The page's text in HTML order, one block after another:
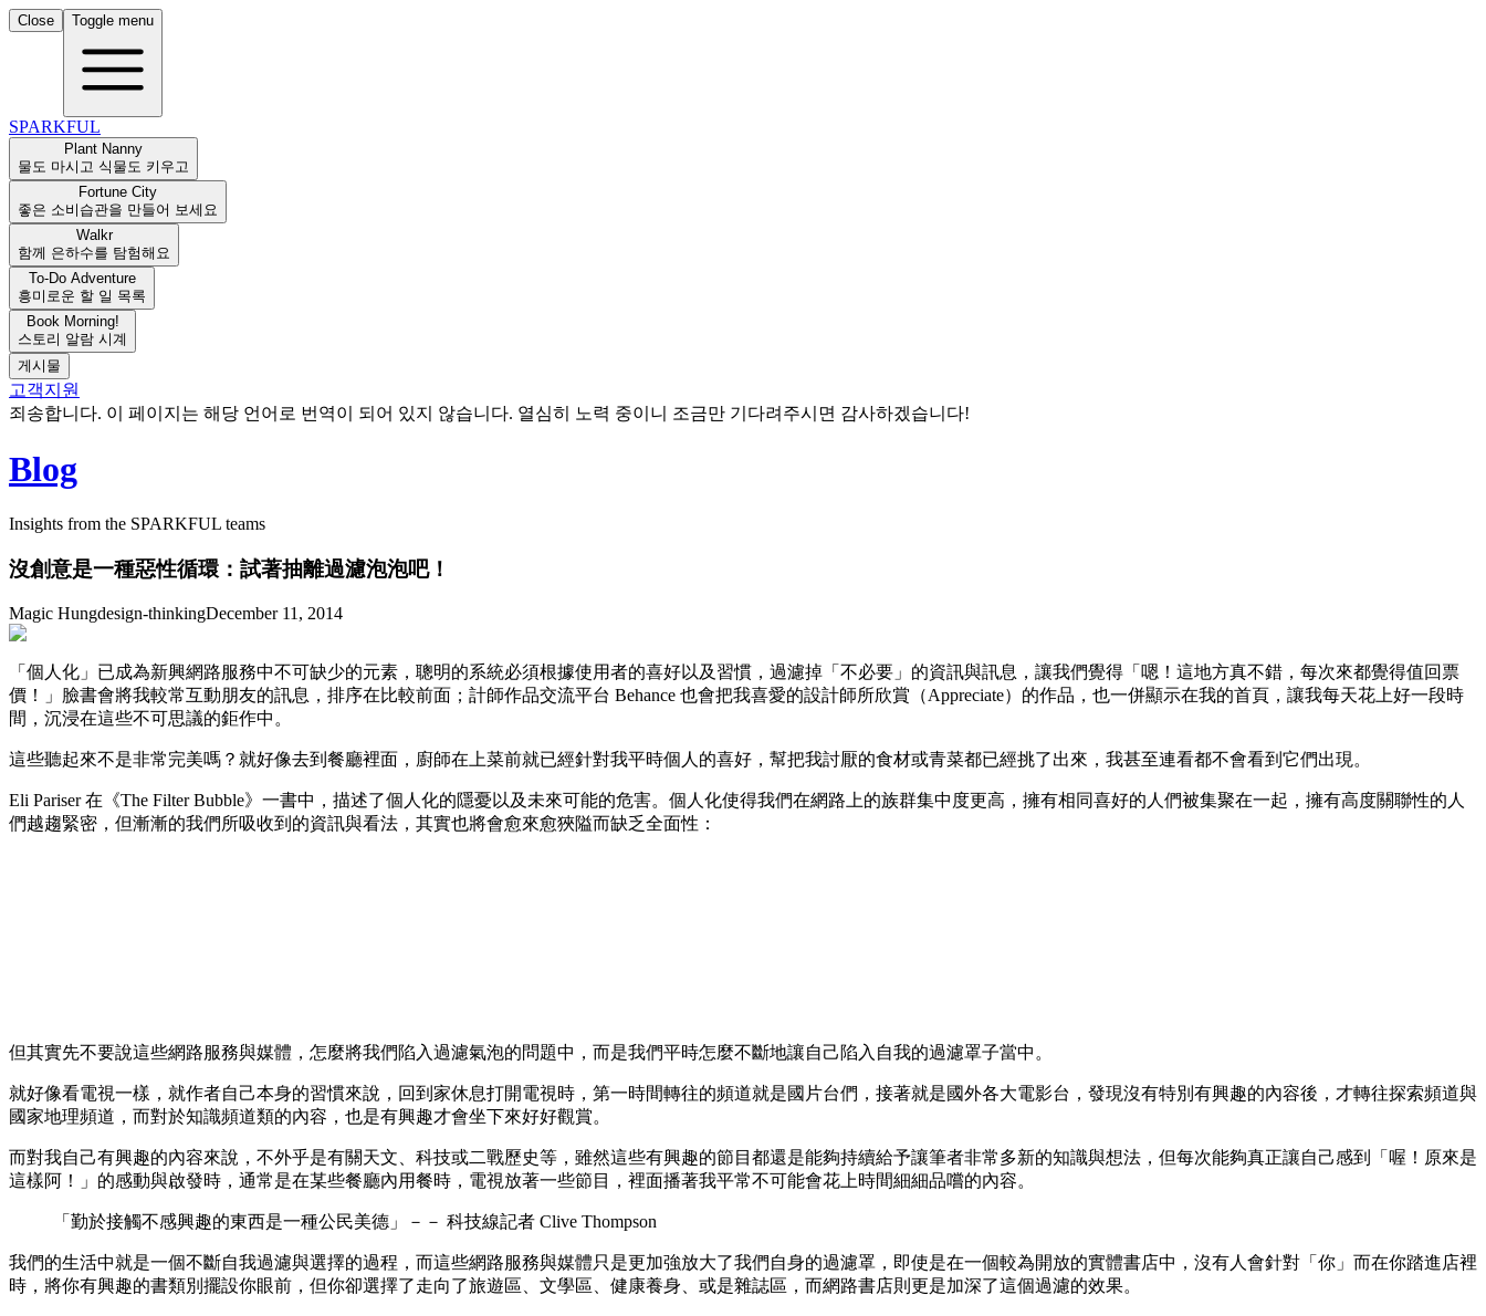
Close Toggle menu
SPARKFUL
Plant Nanny
물도 마시고 식물도 키우고
Fortune City
좋은 소비습관을 만들어 보세요
Walkr
함께 은하수를 탐험해요
To-Do Adventure
흥미로운 할 일 목록
Book Morning!
스토리 알람 시계
게시물
고객지원
죄송합니다. 이 페이지는 해당 언어로 번역이 되어 있지 않습니다. 열심히 노력 중이니 조금만 기다려주시면 감사하겠습니다!
Blog
Insights from the SPARKFUL teams
沒創意是一種惡性循環：試著抽離過濾泡泡吧！
Magic Hungdesign-thinkingDecember 11, 2014
「個人化」已成為新興網路服務中不可缺少的元素，聰明的系統必須根據使用者的喜好以及習慣，過濾掉「不必要」的資訊與訊息，讓我們覺得「嗯！這地方真不錯，每次來都覺得值回票
價！」臉書會將我較常互動朋友的訊息，排序在比較前面；計師作品交流平台 Behance 也會把我喜愛的設計師所欣賞（Appreciate）的作品，也一併顯示在我的首頁，讓我每天花上好一段時
間，沉浸在這些不可思議的鉅作中。
這些聽起來不是非常完美嗎？就好像去到餐廳裡面，廚師在上菜前就已經針對我平時個人的喜好，幫把我討厭的食材或青菜都已經挑了出來，我甚至連看都不會看到它們出現。
Eli Pariser 在《The Filter Bubble》一書中，描述了個人化的隱憂以及未來可能的危害。個人化使得我們在網路上的族群集中度更高，擁有相同喜好的人們被集聚在一起，擁有高度關聯性的人
們越趨緊密，但漸漸的我們所吸收到的資訊與看法，其實也將會愈來愈狹隘而缺乏全面性：
但其實先不要說這些網路服務與媒體，怎麼將我們陷入過濾氣泡的問題中，而是我們平時怎麼不斷地讓自己陷入自我的過濾罩子當中。
就好像看電視一樣，就作者自己本身的習慣來說，回到家休息打開電視時，第一時間轉往的頻道就是國片台們，接著就是國外各大電影台，發現沒有特別有興趣的內容後，才轉往探索頻道與
國家地理頻道，而對於知識頻道類的內容，也是有興趣才會坐下來好好觀賞。
而對我自己有興趣的內容來說，不外乎是有關天文、科技或二戰歷史等，雖然這些有興趣的節目都還是能夠持續給予讓筆者非常多新的知識與想法，但每次能夠真正讓自己感到「喔！原來是
這樣阿！」的感動與啟發時，通常是在某些餐廳內用餐時，電視放著一些節目，裡面播著我平常不可能會花上時間細細品嚐的內容。
「勤於接觸不感興趣的東西是一種公民美德」－－ 科技線記者 Clive Thompson
我們的生活中就是一個不斷自我過濾與選擇的過程，而這些網路服務與媒體只是更加強放大了我們自身的過濾罩，即使是在一個較為開放的實體書店中，沒有人會針對「你」而在你踏進店裡
時，將你有興趣的書類別擺設你眼前，但你卻選擇了走向了旅遊區、文學區、健康養身、或是雜誌區，而網路書店則更是加深了這個過濾的效果。